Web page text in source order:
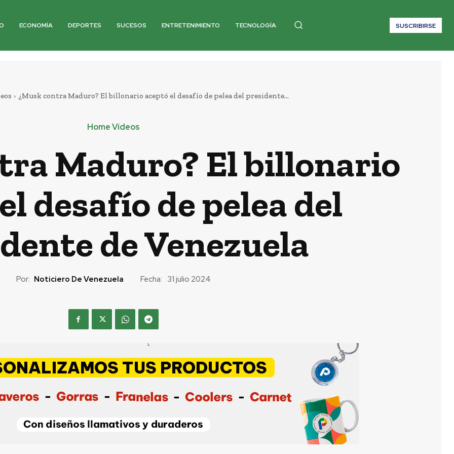
ECONOMÍA DEPORTES SUCESOS ENTRETENIMIENTO TECNOLOGÍA SUSCRIBIRSE
¿Musk contra Maduro? El billonario aceptó el desafío de pelea del presidente...
Home Vídeos
Maduro? El billonario
desafío de pelea del
de Venezuela
Por: Noticiero De Venezuela Fecha: 31 julio 2024